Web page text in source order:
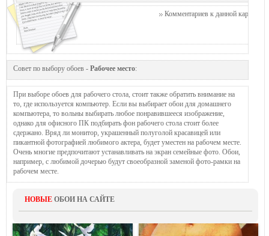
Комментариев к данной картинке
Совет по выбору обоев - Рабочее место:
При выборе обоев для рабочего стола, стоит также обратить внимание на
то, где используется компьютер. Если вы выбирает обои для домашнего
компьютера, то вольны выбирать любое понравившееся изображение,
однако для офисного ПК подбирать фон рабочего стола стоит более
сдержано. Вряд ли монитор, украшенный полуголой красавицей или
пикантной фотографией любимого актера, будет уместен на рабочем месте.
Очень многие предпочитают устанавливать на экран семейные фото. Обои,
например, с любимой дочерью будут своеобразной заменой фото-рамки на
рабочем месте.
НОВЫЕ ОБОИ НА САЙТЕ